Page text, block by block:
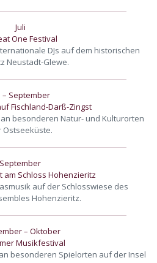
Juli
One Festival
DJs auf dem historischen
Neustadt-Glewe.
– September
Fischland-Darß-Zingst
besonderen Natur- und Kulturorten
Ostseeküste.
September
Schloss Hohenzieritz
auf der Schlosswiese des
Hohenzieritz.
– Oktober
Musikfestival
besonderen Spielorten auf der Insel